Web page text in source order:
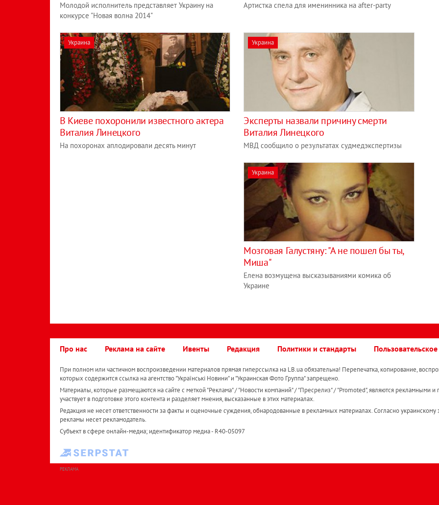
Молодой исполнитель представляет Украину на
конкурсе "Новая волна 2014"
Артистка спела для именинника на after-party
Украина
В Киеве похоронили известного актера
Виталия Линецкого
На похоронах аплодировали десять минут
Украина
Эксперты назвали причину смерти
Виталия Линецкого
МВД сообщило о результатах судмедэкспертизы
Украина
Мозговая Галустяну: "А не пошел бы ты,
Миша"
Елена возмущена высказываниями комика об
Украине
Про нас Реклама на сайте Ивенты Редакция Политики и стандарты
При полном или частичном воспроизведении материалов прямая гиперссылка на LB.ua обязательна! Перепечатка, копирование,
которых содержится ссылка на агентство "Українськi Новини" и "Украинская Фото Группа" запрещено.
Материалы, которые размещаются на сайте с меткой "Реклама" / "Новости компаний" / "Пресрелиз" / "Promoted", являются рекламными и
участвует в подготовке этого контента и разделяет мнения, высказанные в этих материалах.
Редакция не несет ответственности за факты и оценочные суждения, обнародованные в рекламных материалах. Согласно украинскому
рекламы несет рекламодатель.
Субъект в сфере онлайн-медиа; идентификатор медиа - R40-05097
РЕКЛАМА